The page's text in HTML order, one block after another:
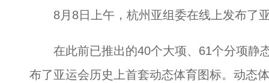
8月8日上午，杭州亚组委在线上发布了
在此前已推出的40个大项、61个分项静
布了亚运会历史上首套动态体育图标。动态